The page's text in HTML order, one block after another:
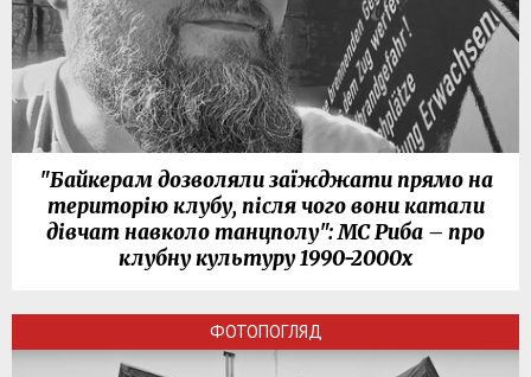
"Байкерам дозволяли заїжджати прямо на
територію клубу, після чого вони катали
дівчат навколо танцполу": МС Риба – про
клубну культуру 1990-2000х
ФОТОПОГЛЯД